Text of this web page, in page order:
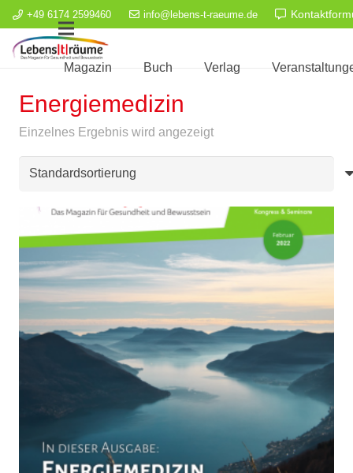
+49 6174 2599460 info@lebens-t-raeume.de
Magazin Buch Verlag
Energiemedizin
Einzelnes Ergebnis wird angezeigt